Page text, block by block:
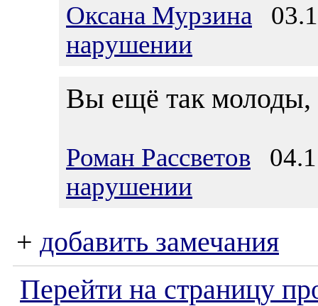
Оксана Мурзина
нарушении
Вы ещё так молоды,
Роман Рассветов
нарушении
+ добавить замечания
Перейти на страницу